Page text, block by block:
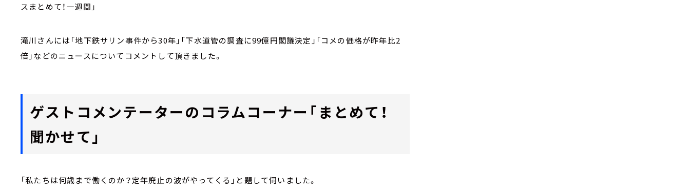
スまとめて！一週間」
滝川さんには「地下鉄サリン事件から30年」「下水道管の調査に99億円閣議決定」「コメの価格が昨年比2
倍」などのニュースについてコメントして頂きました。
ゲストコメンテーターのコラムコーナー「まとめて！
聞かせて」
「私たちは何歳まで働くのか？定年廃止の波がやってくる」と題して伺いました。